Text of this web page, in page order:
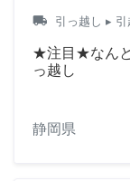
local_shipping 引っ越し ▸ 引
★注目★なんと
っ越し
静岡県